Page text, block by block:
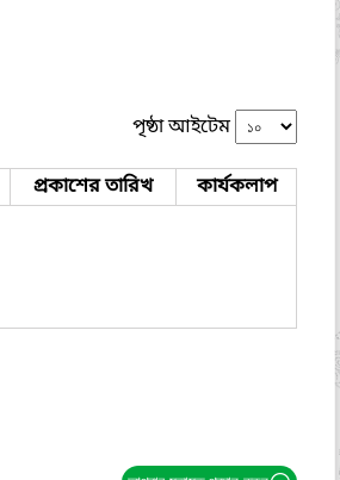
পৃষ্ঠা আইটেম
প্রকাশের তারিখ কার্যকলাপ